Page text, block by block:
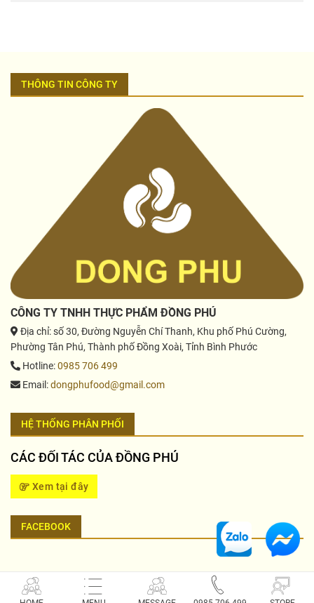
THÔNG TIN CÔNG TY
CÔNG TY TNHH THỰC PHẨM ĐỒNG PHÚ
Địa chỉ: số 30, Đường Nguyễn Chí Thanh, Khu phố Phú Cường,
Phường Tân Phú, Thành phố Đồng Xoài, Tỉnh Bình Phước
Hotline:0985 706 499
Email :dongphufood@gmail.com
HỆ THỐNG PHÂN PHỐI
CÁC ĐỐI TÁC CỦA ĐỒNG PHÚ
Xem tại đây
FACEBOOK
Copyright 2026 © Công Ty TNHH Thực phẩm Đồng Phú